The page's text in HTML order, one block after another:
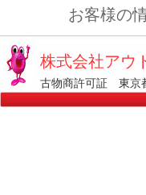
お客様の
株式会社アウ
古物商許可証 東京